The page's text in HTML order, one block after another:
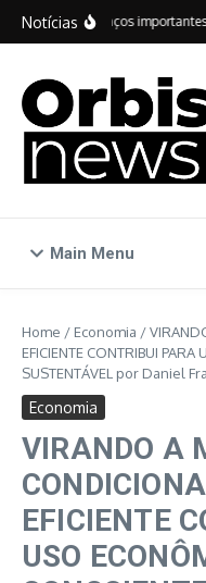
Ir para o conteúdo
Notícias
IDEB: avanços
Main Menu
Home / Economia /
EFICIENTE CONTRIBUI
SUSTENTÁVEL por Daniel
Economia
VIRANDO A
EFICIENTE
USO